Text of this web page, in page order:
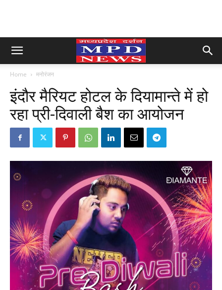
Home मनोरंजन
इंदौर मैरियट होटल के दियामान्ते में हो
रहा प्री-दिवाली बैश का आयोजन